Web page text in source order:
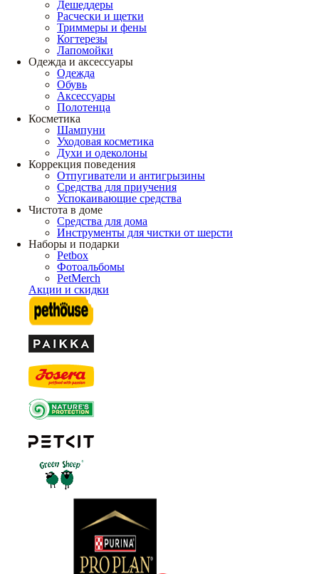
Дешеддеры
Расчески и щетки
Триммеры и фены
Когтерезы
Лапомойки
Одежда и аксессуары
Одежда
Обувь
Аксессуары
Полотенца
Косметика
Шампуни
Уходовая косметика
Духи и одеколоны
Коррекция поведения
Отпугиватели и антигрызины
Средства для приучения
Успокаивающие средства
Чистота в доме
Средства для дома
Инструменты для чистки от шерсти
Наборы и подарки
Petbox
Фотоальбомы
PetMerch
Акции и скидки